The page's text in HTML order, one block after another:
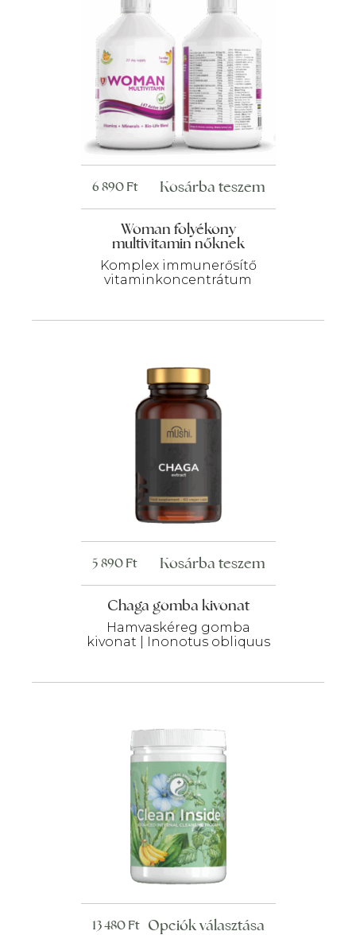
Woman folyékony
multivitamin nőknek
Komplex immunerősítő
vitaminkoncentrátum
6 890Ft Kosárba teszem
Chaga gomba kivonat
Hamvaskéreg gomba
kivonat | Inonotus obliquus
5 890Ft Kosárba teszem
13 480Ft Opciók választásaEnnek